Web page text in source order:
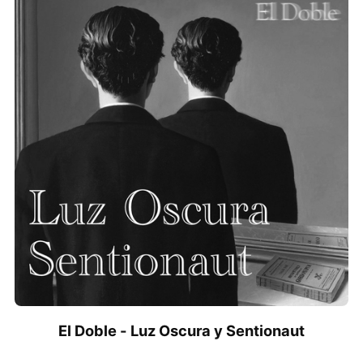
El Doble - Luz Oscura y Sentionaut